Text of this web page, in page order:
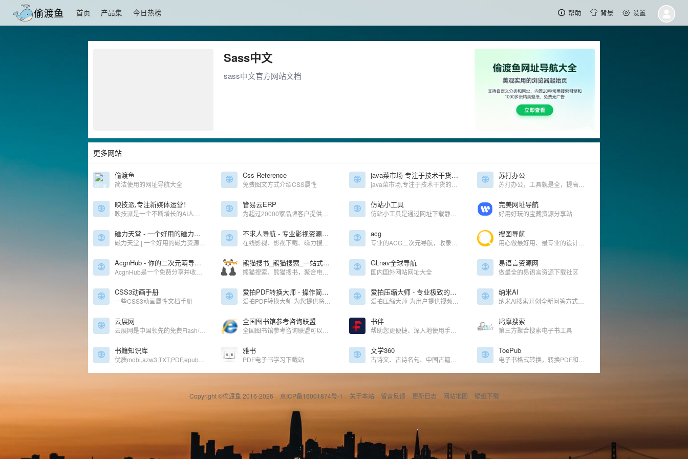
首页 产品集 今日热榜 帮助 背景 设置
Sass中文
sass中文官方网站文档
更多网站
偷渡鱼
简洁使用的网址导航大全
Css Reference
免费图文方式介绍CSS属性
java菜市场-专注于技术干货的免费分享 苏打办公
映技派,专注新媒体运营！ 管易云ERP 仿站小工具 完美网址导航
好用好玩的宝藏资源分享站
磁力天堂 - 一个好用的磁力资源导航网站，一站在手资源我有! 不求人导航 - 专业影视资源导航 acg 搜图导航
AcgnHub - 你的二次元萌导航姬！ 熊猫搜书_熊猫搜索_一站式读书学习导航站_聚合电子书及文档搜索_xmsoushu_xmsearch GLnav全球导航
国内国外网站网址大全
易语言资源网
做最全的易语言资源下载社区
CSS3动画手册
一些CSS3动画属性文档手册
爱拍PDF转换大师 - 操作简单、功能实用的PDF转换软件 爱拍压缩大师 - 专业极致的压缩、压缩软件、压缩大师 纳米AI
云展网 全国图书馆参考咨询联盟 书伴 鸠摩搜索
第三方聚合搜索电子书工具
书籍知识库 雅书
PDF电子书学习下载站
文学360 ToePub
Copyright ©偷渡鱼 2016-2026 京ICP备16001874号-1 关于本站 留言反馈 更新日志 网站地图 壁纸下载